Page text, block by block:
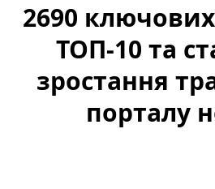
2690
ТОП-10 та
зростання
порталу